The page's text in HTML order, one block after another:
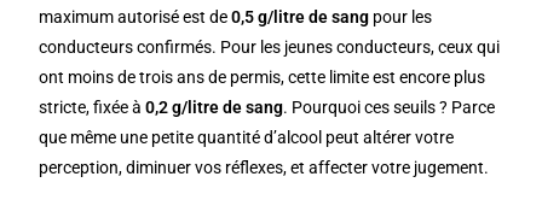
maximum autorisé est de0,5 g/litre de sang pour les
conducteurs confirmés. Pour les jeunes conducteurs, ceux qui
ont moins de trois ans de permis, cette limite est encore plus
stricte, fixée à0,2 g/litre de sang. Pourquoi ces seuils ? Parce
que même une petite quantité d’alcool peut altérer votre
perception, diminuer vos réflexes, et affecter votre jugement.